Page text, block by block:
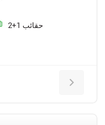
2+1 حقائب